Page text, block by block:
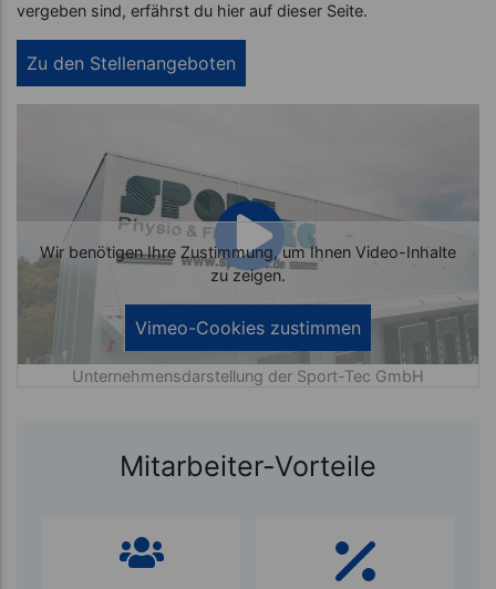
vergeben sind, erfährst du hier auf dieser Seite.
Zu den Stellenangeboten
Wir benötigen Ihre Zustimmung, um Ihnen Video-Inhalte
zu zeigen.
Unternehmensdarstellung der Sport-Tec GmbH
Mitarbeiter-Vorteile